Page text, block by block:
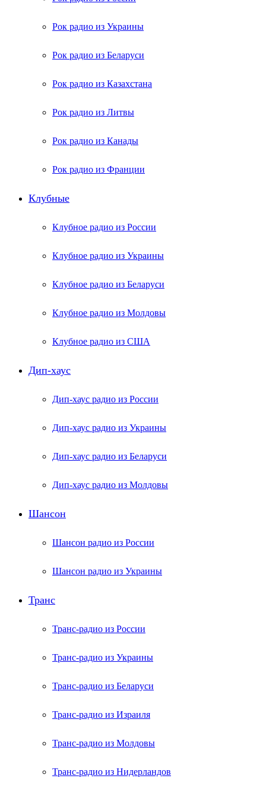
Рок радио из Украины
Рок радио из Беларуси
Рок радио из Казахстана
Рок радио из Литвы
Рок радио из Канады
Рок радио из Франции
Клубные
Клубное радио из России
Клубное радио из Украины
Клубное радио из Беларуси
Клубное радио из Молдовы
Клубное радио из США
Дип-хаус
Дип-хаус радио из России
Дип-хаус радио из Украины
Дип-хаус радио из Беларуси
Дип-хаус радио из Молдовы
Шансон
Шансон радио из России
Шансон радио из Украины
Транс
Транс-радио из России
Транс-радио из Украины
Транс-радио из Беларуси
Транс-радио из Израиля
Транс-радио из Молдовы
Транс-радио из Нидерландов